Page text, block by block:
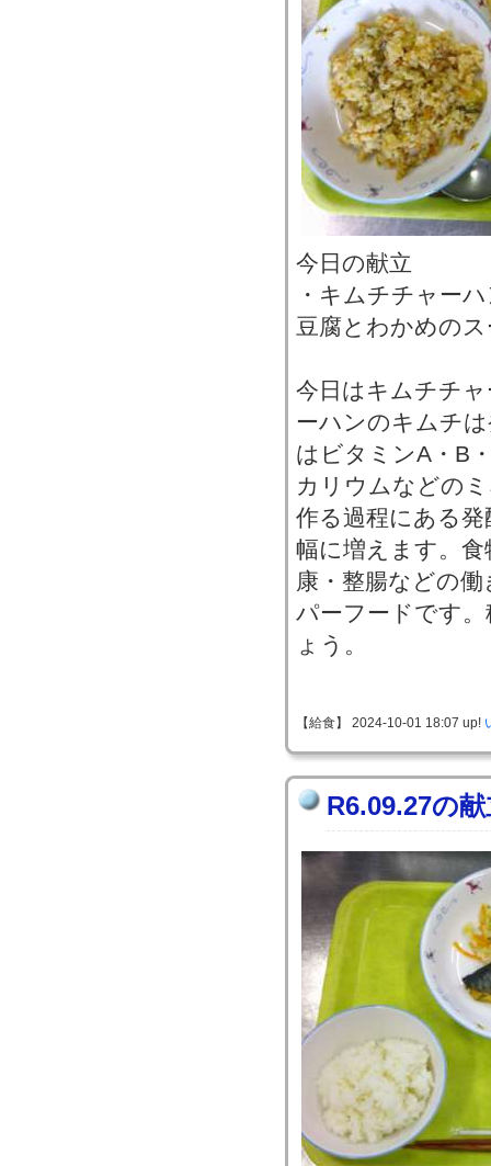
今日の献立
・キムチチャー
豆腐とわかめの
今日はキムチチ
ーハンのキムチ
はビタミンA・B
カリウムなどの
作る過程にある
幅に増えます。
康・整腸などの
パーフードです
ょう。
【給食】 2024-10-01 18:07 up!
R6.09.27の